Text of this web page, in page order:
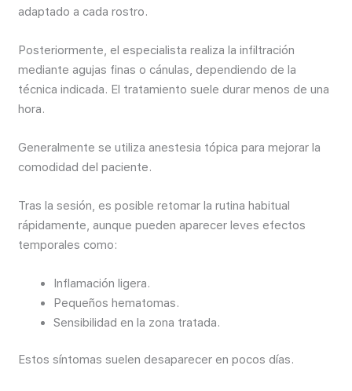
adaptado a cada rostro.
Posteriormente, el especialista realiza la infiltración
mediante agujas finas o cánulas, dependiendo de la
técnica indicada. El tratamiento suele durar menos de una
hora.
Generalmente se utiliza anestesia tópica para mejorar la
comodidad del paciente.
Tras la sesión, es posible retomar la rutina habitual
rápidamente, aunque pueden aparecer leves efectos
temporales como:
Inflamación ligera.
Pequeños hematomas.
Sensibilidad en la zona tratada.
Estos síntomas suelen desaparecer en pocos días.